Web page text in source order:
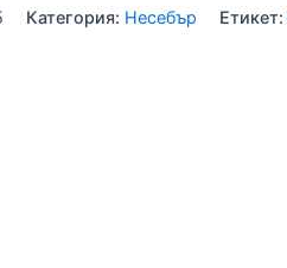
Категория: Несебър Етикет: